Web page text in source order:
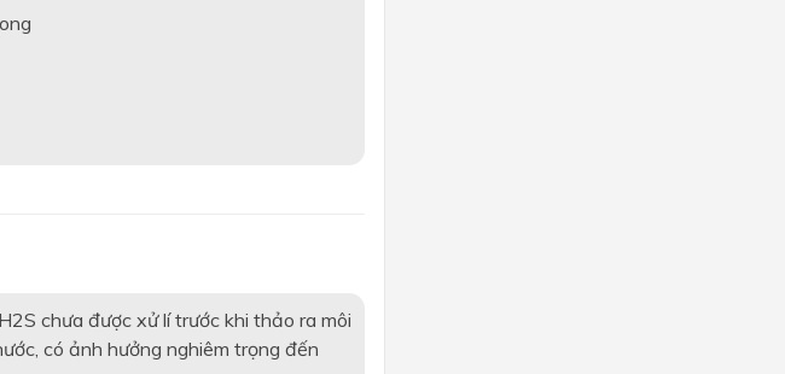
chưa được xử lí trước khi thảo ra môi
có ảnh hưởng nghiêm trọng đến